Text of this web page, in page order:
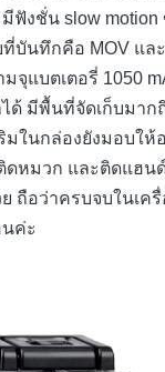
ฟังชั่น slow
บันทึกคือ MOV แล
จุแบตเตอรี่ 1050
ด้ มีพื้นที่จัดเก็บมากถึ
ในกล่องยังมอบให้
หมวก และติดแฮน
ถือว่าครบจบในเครื่
ค่ะ